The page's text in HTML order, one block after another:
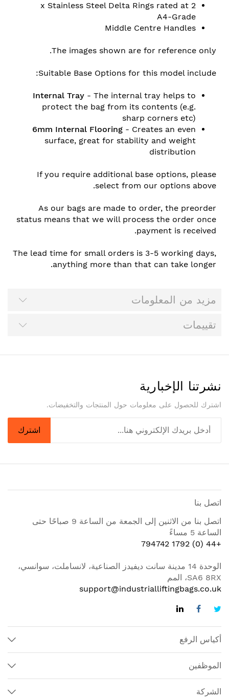
2 x Stainless Steel Delta Rings rated at
A4-Grade
Middle Centre Handles
The images shown are for reference only.
Suitable Base Options for this model include:
Internal Tray - The internal tray helps to
protect the bag from its contents (e.g.
sharp corners etc)
6mm Internal Flooring - Creates an even
surface, great for stability and weight
distribution
If you require additional base options, please
select from our options above.
As our bags are made to order, the preorder
status means that we will process the order once
payment is received.
The lead time for small orders is 3-5 working days,
anything more than that can take longer.
مزيد من المعلومات
تقييمات
نشرتنا الإخبارية
اشترك للحصول على معلومات حول المنتجات والتخفيضات.
اشترك
اتصل بنا
اتصل بنا من الاثنين إلى الجمعة من الساعة 9 صباحًا حتى
الساعة 5 مساءً
+44 (0) 1792 794742
الوحدة 14 مدينة سانت ديفيدز الصناعية، لانساملت، سوانسي،
SA6 8RX، المم
support@industrialliftingbags.co.uk
أكياس الرفع
الموظفين
الشركة